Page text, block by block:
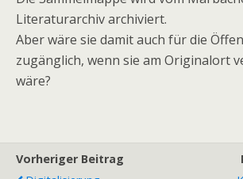
Literaturarchiv archiviert.
Aber wäre sie damit auch für die
zugänglich, wenn sie am Originalort
wäre?
Vorheriger Beitrag